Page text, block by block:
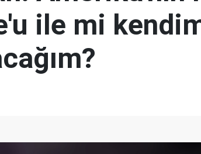
ile mi